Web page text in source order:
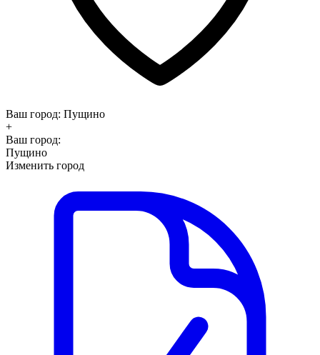
Ваш город: Пущино
+
Ваш город:
Пущино
Изменить город